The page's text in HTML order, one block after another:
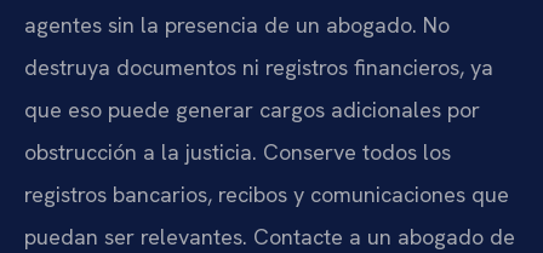
agentes sin la presencia de un abogado. No
destruya documentos ni registros financieros, ya
que eso puede generar cargos adicionales por
obstrucción a la justicia. Conserve todos los
registros bancarios, recibos y comunicaciones que
puedan ser relevantes. Contacte a un abogado de